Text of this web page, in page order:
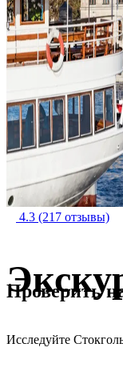
4.3 (217 отзывы)
Исследуйте
Проверить